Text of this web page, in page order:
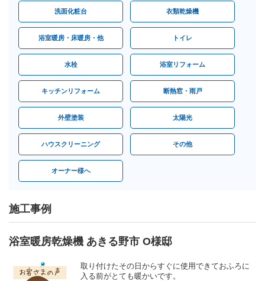
洗面化粧台 衣類乾燥機
浴室暖房・床暖房・他 トイレ
水栓 浴室リフォーム
キッチンリフォーム 断熱窓・雨戸
外壁塗装 太陽光
ハウスクリーニング その他
オーナー様へ
施工事例
浴室暖房乾燥機 あきる野市 O様邸
取り付けたその日からすぐに使用できておふろに
入る前がとても暖かいです。